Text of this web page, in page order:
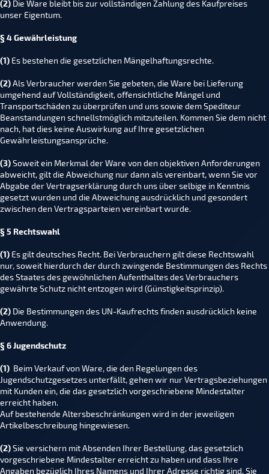
(2) Die Ware bleibt bis zur vollständigen Zahlung des Kaufpreises
unser Eigentum.
§ 4 Gewährleistung
(1) Es bestehen die gesetzlichen Mängelhaftungsrechte.
(2)Als Verbraucher werden Sie gebeten, die Ware bei Lieferung
umgehend auf Vollständigkeit, offensichtliche Mängel und
Transportschäden zu überprüfen und uns sowie dem Spediteur
Beanstandungen schnellstmöglich mitzuteilen. Kommen Sie dem nicht
nach, hat dies keine Auswirkung auf Ihre gesetzlichen
Gewährleistungsansprüche.
(3)Soweit ein Merkmal der Ware von den objektiven Anforderungen
abweicht, gilt die Abweichung nur dann als vereinbart, wenn Sie vor
Abgabe der Vertragserklärung durch uns über selbige in Kenntnis
gesetzt wurden und die Abweichung ausdrücklich und gesondert
zwischen den Vertragsparteien vereinbart wurde.
§ 5 Rechtswahl
(1) Es gilt deutsches Recht. Bei Verbrauchern gilt diese Rechtswahl
nur, soweit hierdurch der durch zwingende Bestimmungen des Rechts
des Staates des gewöhnlichen Aufenthaltes des Verbrauchers
gewährte Schutz nicht entzogen wird (Günstigkeitsprinzip).
(2) Die Bestimmungen des UN-Kaufrechts finden ausdrücklich keine
Anwendung.
§ 6 Jugendschutz
(1) Beim Verkauf von Ware, die den Regelungen des
Jugendschutzgesetzes unterfällt, gehen wir nur Vertragsbeziehungen
mit Kunden ein, die das gesetzlich vorgeschriebene Mindestalter
erreicht haben.
Auf bestehende Altersbeschränkungen wird in der jeweiligen
Artikelbeschreibung hingewiesen.
(2)Sie versichern mit Absenden Ihrer Bestellung, das gesetzlich
vorgeschriebene Mindestalter erreicht zu haben und dass Ihre
Angaben bezüglich Ihres Namens und Ihrer Adresse richtig sind. Sie